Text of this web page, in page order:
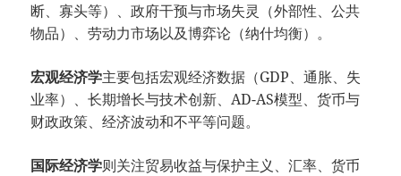
断、寡头等）、政府干预与市场失灵（外部性、公共
物品）、劳动力市场以及博弈论（纳什均衡）。
宏观经济学主要包括宏观经济数据（GDP、通胀、失
业率）、长期增长与技术创新、AD-AS模型、货币与
财政政策、经济波动和不平等问题。
国际经济学则关注贸易收益与保护主义、汇率、货币